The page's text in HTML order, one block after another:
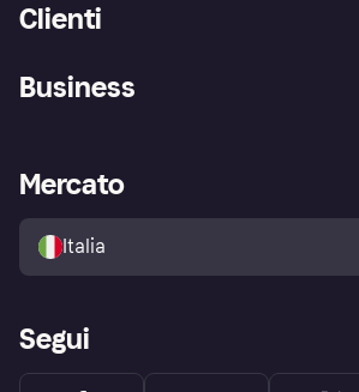
Clienti
Assistenza
Esplora i negozi
Politica di protezione
dell'acquirente Klarna
Business
Accesso aziende
Mercato
Italia
Segui